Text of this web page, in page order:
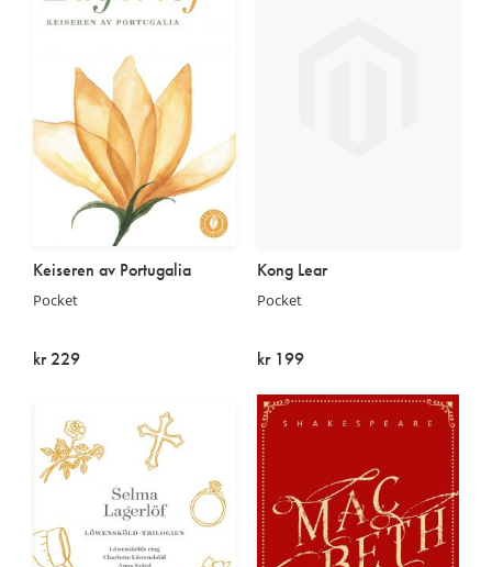
Keiseren av Portugalia
Pocket
kr 229
Kong Lear
Pocket
kr 199